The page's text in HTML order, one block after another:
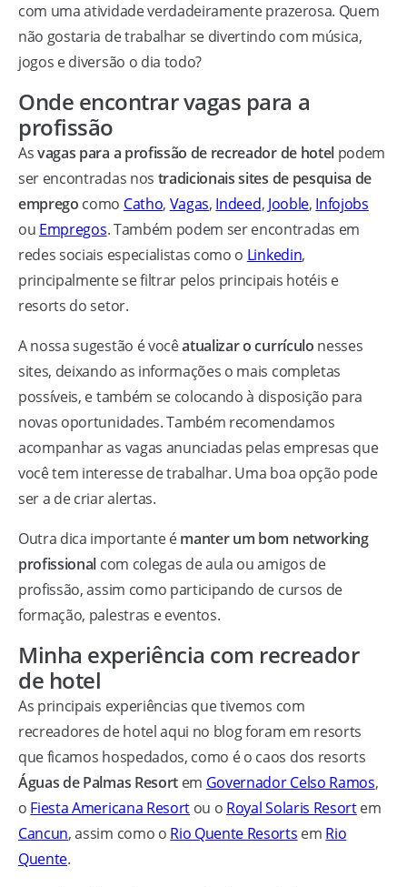
com uma atividade verdadeiramente prazerosa. Quem
não gostaria de trabalhar se divertindo com música,
jogos e diversão o dia todo?
Onde encontrar vagas para a
profissão
Asvagas para a profissão de recreador de hotelpodem
ser encontradas nos tradicionais sites de pesquisa de
emprego como Catho, Vagas, Indeed, Jooble, Infojobs
ou Empregos. Também podem ser encontradas em
redes sociais especialistas como o Linkedin,
principalmente se filtrar pelos principais hotéis e
resorts do setor.
A nossa sugestão é vocêatualizar o currículo nesses
sites, deixando as informações o mais completas
possíveis, e também se colocando à disposição para
novas oportunidades. Também recomendamos
acompanhar as vagas anunciadas pelas empresas que
você tem interesse de trabalhar. Uma boa opção pode
ser a de criar alertas.
Outra dica importante émanter um bom networking
profissional com colegas de aula ou amigos de
profissão, assim como participando de cursos de
formação, palestras e eventos.
Minha experiência com recreador
de hotel
As principais experiências que tivemos com
recreadores de hotel aqui no blog foram em resorts
que ficamos hospedados, como é o caos dos resorts
Águas de Palmas Resortem Governador Celso Ramos,
o Fiesta Americana Resort ou o Royal Solaris Resortem
Cancun, assim como o Rio Quente Resorts em Rio
Quente.